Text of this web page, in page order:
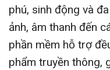
phú, sinh động và
ảnh, âm thanh đến
phần mềm hỗ trợ
phẩm truyền thông,